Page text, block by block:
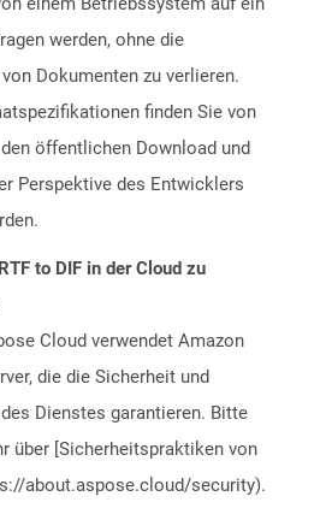
werden, ohne die
Dokumenten zu verlieren.
finden Sie von
öffentlichen Download und
Perspektive des Entwicklers
to DIF in der Cloud zu
Cloud verwendet Amazon
die die Sicherheit und
Dienstes garantieren. Bitte
über [Sicherheitspraktiken von
about.aspose.cloud/security).